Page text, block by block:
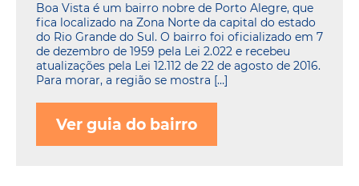
Boa Vista é um bairro nobre de Porto Alegre, que
fica localizado na Zona Norte da capital do estado
do Rio Grande do Sul. O bairro foi oficializado em 7
de dezembro de 1959 pela Lei 2.022 e recebeu
atualizações pela Lei 12.112 de 22 de agosto de 2016.
Para morar, a região se mostra […]
Ver guia do bairro